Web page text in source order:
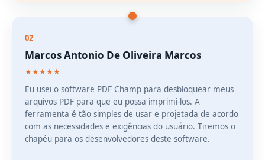
02
Marcos Antonio De Oliveira Marcos
★★★★★
Eu usei o software PDF Champ para desbloquear meus
arquivos PDF para que eu possa imprimi-los. A
ferramenta é tão simples de usar e projetada de acordo
com as necessidades e exigências do usuário. Tiremos o
chapéu para os desenvolvedores deste software.